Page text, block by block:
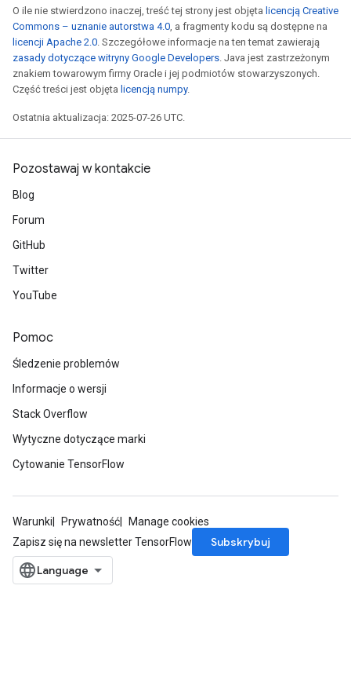
O ile nie stwierdzono inaczej, treść tej strony jest objęta licencją Creative
Commons – uznanie autorstwa 4.0, a fragmenty kodu są dostępne na
licencji Apache 2.0. Szczegółowe informacje na ten temat zawierają
zasady dotyczące witryny Google Developers. Java jest zastrzeżonym
znakiem towarowym firmy Oracle i jej podmiotów stowarzyszonych.
Część treści jest objęta licencją numpy.
Ostatnia aktualizacja: 2025-07-26 UTC.
Pozostawaj w kontakcie
Blog
Forum
GitHub
Twitter
YouTube
Pomoc
Śledzenie problemów
Informacje o wersji
Stack Overflow
Wytyczne dotyczące marki
Cytowanie TensorFlow
Warunki Prywatność
Manage cookies
Zapisz się na newsletter TensorFlow
Subskrybuj